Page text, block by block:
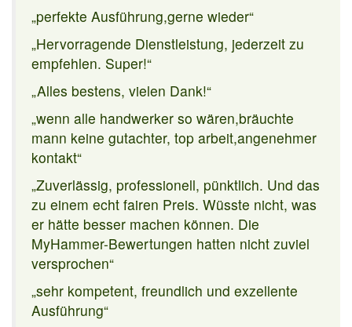
„perfekte Ausführung,gerne wieder“
„Hervorragende Dienstleistung, jederzeit zu
empfehlen. Super!“
„Alles bestens, vielen Dank!“
„wenn alle handwerker so wären,bräuchte
mann keine gutachter, top arbeit,angenehmer
kontakt“
„Zuverlässig, professionell, pünktlich. Und das
zu einem echt fairen Preis. Wüsste nicht, was
er hätte besser machen können. Die
MyHammer-Bewertungen hatten nicht zuviel
versprochen“
„sehr kompetent, freundlich und exzellente
Ausführung“